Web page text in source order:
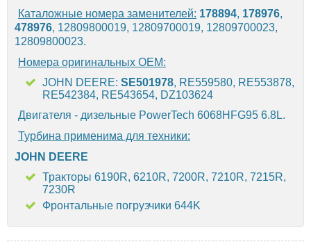
Каталожные номера заменителей: 178894, 178976,
478976, 12809800019, 12809700019, 12809700023,
12809800023.
Номера оригинальных OEM:
JOHN DEERE: SE501978, RE559580, RE553878,
RE542384, RE543654, DZ103624
Двигателя - дизельные PowerTech 6068HFG95 6.8L.
Турбина применима для техники:
JOHN DEERE
Тракторы 6190R, 6210R, 7200R, 7210R, 7215R,
7230R
Фронтальные погрузчики 644K